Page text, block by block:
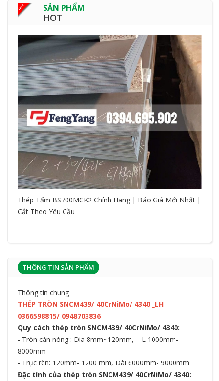
SẢN PHẨM
HOT
Thép Tấm BS700MCK2 Chính Hãng | Báo Giá Mới Nhất |
Cắt Theo Yêu Cầu
THÔNG TIN SẢN PHẨM
Thông tin chung
THÉP TRÒN SNCM439/ 40CrNiMo/ 4340 _LH
0366598815/ 0948703836
Quy cách thép tròn SNCM439/ 40CrNiMo/ 4340:
- Tròn cán nóng : Dia 8mm~120mm, L 1000mm-
8000mm
- Trục rèn: 120mm- 1200 mm, Dài 6000mm- 9000mm
Đặc tính của thép tròn SNCM439/ 40CrNiMo/ 4340: